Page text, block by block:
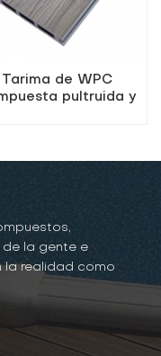
Tarima de WPC
pultruida y
de la gente e
la realidad como